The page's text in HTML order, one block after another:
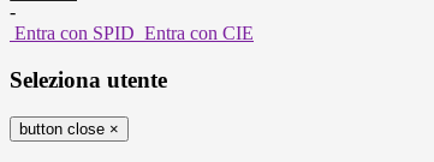
-
Entra con SPID Entra con CIE
Seleziona utente
button close ×